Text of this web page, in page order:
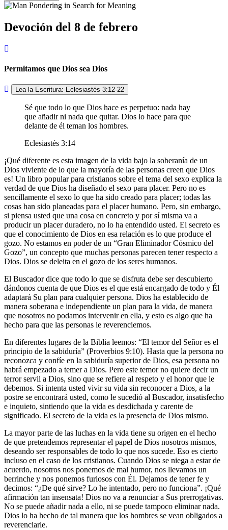
Devoción del 8 de febrero
Permitamos que Dios sea Dios
Lea la Escritura: Eclesiastés 3:12-22
Sé que todo lo que Dios hace es perpetuo: nada hay
que añadir ni nada que quitar. Dios lo hace para que
delante de él teman los hombres.
Eclesiastés 3:14
¡Qué diferente es esta imagen de la vida bajo la soberanía de un
Dios viviente de lo que la mayoría de las personas creen que Dios
es! Un libro popular para cristianos sobre el tema del sexo explica la
verdad de que Dios ha diseñado el sexo para placer. Pero no es
sencillamente el sexo lo que ha sido creado para placer; todas las
cosas han sido planeadas para el placer humano. Pero, sin embargo,
si piensa usted que una cosa en concreto y por sí misma va a
producir un placer duradero, no lo ha entendido usted. El secreto es
que el conocimiento de Dios en esa relación es lo que produce el
gozo. No estamos en poder de un “Gran Eliminador Cósmico del
Gozo”, un concepto que muchas personas parecen tener respecto a
Dios. Dios se deleita en el gozo de los seres humanos.
El Buscador dice que todo lo que se disfruta debe ser descubierto
dándonos cuenta de que Dios es el que está encargado de todo y Él
adaptará Su plan para cualquier persona. Dios ha establecido de
manera soberana e independiente un plan para la vida, de manera
que nosotros no podamos intervenir en ella, y esto es algo que ha
hecho para que las personas le reverenciemos.
En diferentes lugares de la Biblia leemos: “El temor del Señor es el
principio de la sabiduría” (Proverbios 9:10). Hasta que la persona no
reconozca y confíe en la sabiduría superior de Dios, esa persona no
habrá empezado a temer a Dios. Pero este temor no quiere decir un
terror servil a Dios, sino que se refiere al respeto y el honor que le
debemos. Si intenta usted vivir su vida sin reconocer a Dios, a la
postre se encontrará usted, como le sucedió al Buscador, insatisfecho
e inquieto, sintiendo que la vida es desdichada y carente de
significado. El secreto de la vida es la presencia de Dios mismo.
La mayor parte de las luchas en la vida tiene su origen en el hecho
de que pretendemos representar el papel de Dios nosotros mismos,
deseando ser responsables de todo lo que nos sucede. Eso es cierto
incluso en el caso de los cristianos. Cuando Dios se niega a estar de
acuerdo, nosotros nos ponemos de mal humor, nos llevamos un
berrinche y nos ponemos furiosos con Él. Dejamos de tener fe y
decimos: “¿De qué sirve? Lo he intentado, pero no funciona”. ¡Qué
afirmación tan insensata! Dios no va a renunciar a Sus prerrogativas.
No se puede añadir nada a ello, ni se puede tampoco eliminar nada.
Dios lo ha hecho de tal manera que los hombres se vean obligados a
reverenciarle.